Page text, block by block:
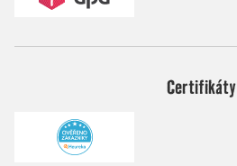
Certifikáty